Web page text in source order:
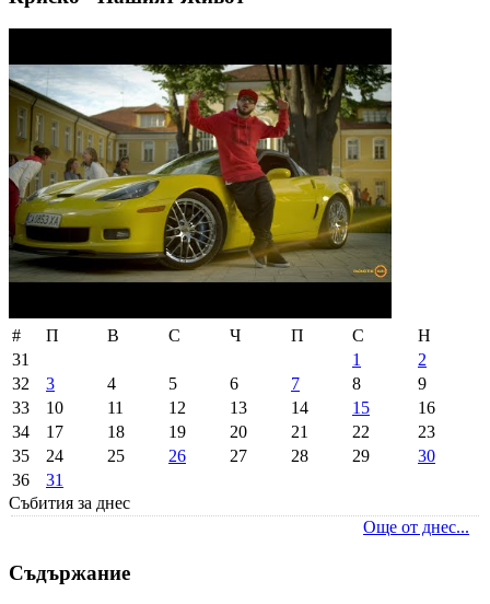
# П В С Ч П С
Н
31
1
2
32
3 4 5 6 7 8
9
33
10 11 12 13 14 15
16
34
17 18 19 20 21 22
23
35
24 25 26 27 28 29
30
36
31
Събития за днес
Още от днес...
Съдържание